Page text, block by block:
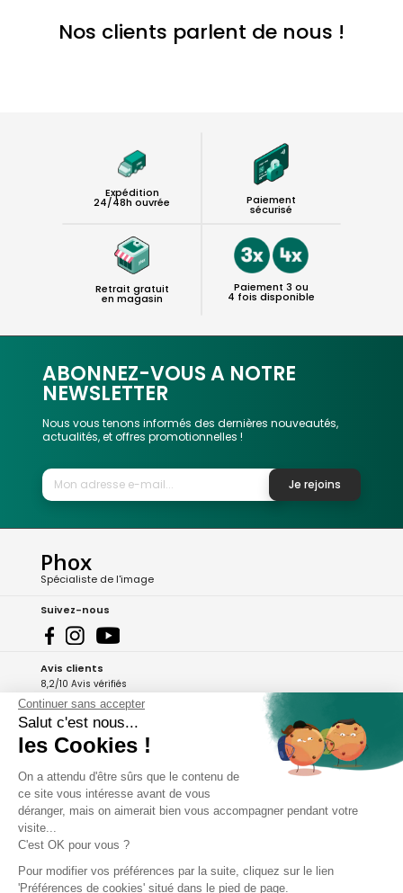
Nos clients parlent de nous !
Expédition
24/48h ouvrée Paiement
sécurisé
Retrait gratuit
en magasin
Paiement 3 ou
4 fois disponible
ABONNEZ-VOUS A NOTRE
NEWSLETTER
Nous vous tenons informés des dernières nouveautés,
actualités, et offres promotionnelles !
Je rejoins
Phox
Spécialiste de l'image
Suivez-nous
Avis clients
8,2/10 Avis vérifiés
L'Appli Phox
A propos de Phox
Services et garanties
Continuer sans accepter
Salut c'est nous...
les Cookies !
On a attendu d'être sûrs que le contenu de
ce site vous intéresse avant de vous
déranger, mais on aimerait bien vous accompagner pendant votre
visite...
C'est OK pour vous ?
Pour modifier vos préférences par la suite, cliquez sur le lien
'Préférences de cookies' situé dans le pied de page.